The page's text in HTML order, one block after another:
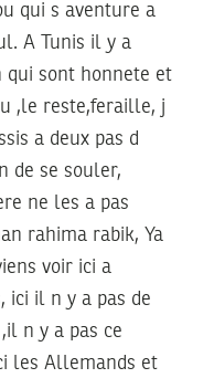
qui s aventure a
A Tunis il y a
qui sont honnete et
,le reste,feraille, j
a deux pas d
de se souler,
ne les a pas
rahima rabik, Ya
voir ici a
ici il n y a pas de
n y a pas ce
les Allemands et